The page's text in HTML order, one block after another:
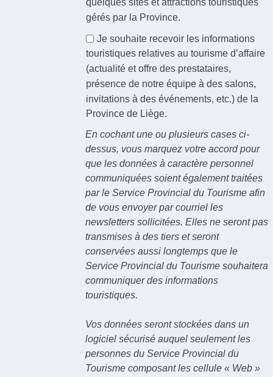
gérés par la Province.
Je souhaite recevoir les informations
touristiques relatives au tourisme d’affaire
(actualité et offre des prestataires,
présence de notre équipe à des salons,
invitations à des événements, etc.) de la
Province de Liège.
En cochant une ou plusieurs cases ci-
dessus, vous marquez votre accord pour
que les données à caractère personnel
communiquées soient également traitées
par le Service Provincial du Tourisme afin
de vous envoyer par courriel les
newsletters sollicitées. Elles ne seront pas
transmises à des tiers et seront
conservées aussi longtemps que le
Service Provincial du Tourisme souhaitera
communiquer des informations
touristiques.
Vos données seront stockées dans un
logiciel sécurisé auquel seulement les
personnes du Service Provincial du
Tourisme composant les cellule « Web »